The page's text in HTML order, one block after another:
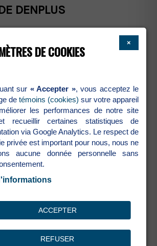
DENPLUS
COMMERCIALES
nouvelles et promotions
×
DE COOKIES
sur « Accepter », vous acceptez le
de témoins (cookies) sur votre appareil
les performances de notre site
recueillir certaines statistiques de
via Google Analytics. Le respect de
privée est important pour nous, nous ne
aucune donnée personnelle sans
ACCEPTER
REFUSER